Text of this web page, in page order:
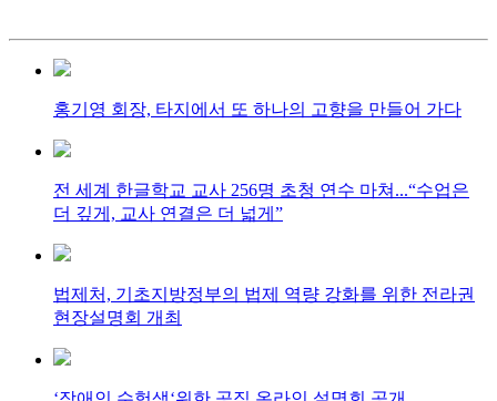
홍기영 회장, 타지에서 또 하나의 고향을 만들어 가다
전 세계 한글학교 교사 256명 초청 연수 마쳐...“수업은
더 깊게, 교사 연결은 더 넓게”
법제처, 기초지방정부의 법제 역량 강화를 위한 전라권
현장설명회 개최